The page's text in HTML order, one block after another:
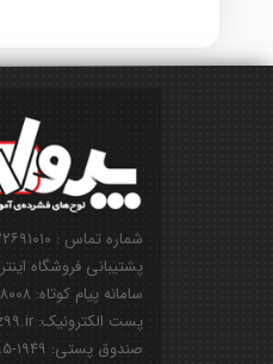
شماره تماس : ۲۲۶۹۱۰۱۰-(۰۲۱)
پشتیبانی فروشگاه اینترنتی:
سامانه پیام کوتاه: ۳۰۰۰۸۰۰۸
پست الکترونیک: info@parvaz99.ir
صندوق پستی: ۱۹۴۹-۱۹۳۹۵